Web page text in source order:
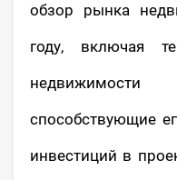
обзор рынка
году, включая
способствующие
инвестиций в